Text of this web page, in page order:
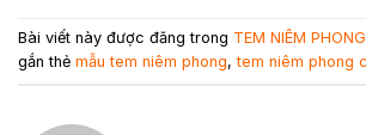
Bài viết này được đăng trong TEM NIÊM PHONG
gắn thẻ mẫu tem niêm phong,tem niêm phong